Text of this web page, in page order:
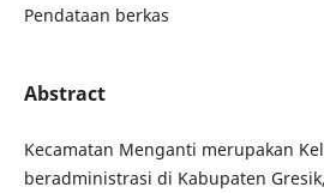
Pendataan berkas
Abstract
Kecamatan Menganti merupakan
beradministrasi di Kabupaten